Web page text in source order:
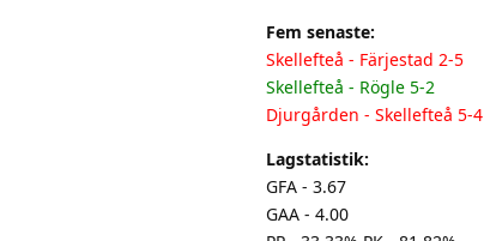
Fem senaste:
Skellefteå - Färjestad 2-5
Skellefteå - Rögle 5-2
Djurgården - Skellefteå 5-4
Lagstatistik:
GFA - 3.67
GAA - 4.00